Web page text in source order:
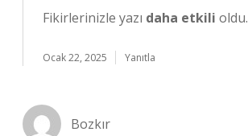
Fikirlerinizle yazı daha etkili oldu.
Ocak 22, 2025 Yanıtla
Bozkır